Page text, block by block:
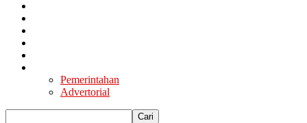
Pemerintahan
Advertorial